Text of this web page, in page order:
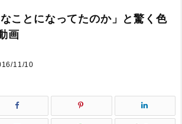
なことになってたのか」と驚く色
画
11/10